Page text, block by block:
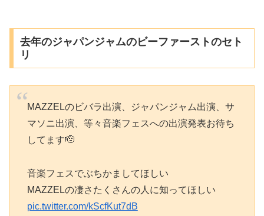
去年のジャパンジャムのビーファーストのセト
リ
MAZZELのビバラ出演、ジャパンジャム出演、サ
マソニ出演、等々音楽フェスへの出演発表お待ち
してます🫡
音楽フェスでぶちかましてほしい
MAZZELの凄さたくさんの人に知ってほしい
pic.twitter.com/kScfKut7dB